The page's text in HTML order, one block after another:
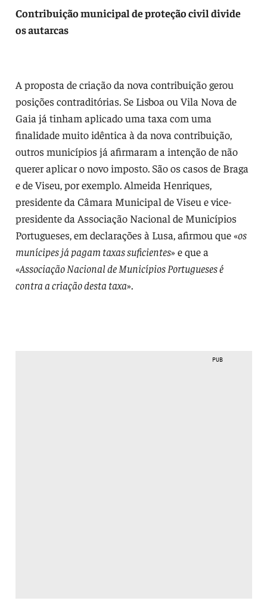
Contribuição municipal de proteção civil divide
os autarcas
A proposta de criação da nova contribuição gerou
posições contraditórias. Se Lisboa ou Vila Nova de
Gaia já tinham aplicado uma taxa com uma
finalidade muito idêntica à da nova contribuição,
outros municípios já afirmaram a intenção de não
querer aplicar o novo imposto. São os casos de Braga
e de Viseu, por exemplo. Almeida Henriques,
presidente da Câmara Municipal de Viseu e vice-
presidente da Associação Nacional de Municípios
Portugueses, em declarações à Lusa, afirmou que «os
munícipes já pagam taxas suficientes» e que a
«Associação Nacional de Municípios Portugueses é
contra a criação desta taxa».
PUB